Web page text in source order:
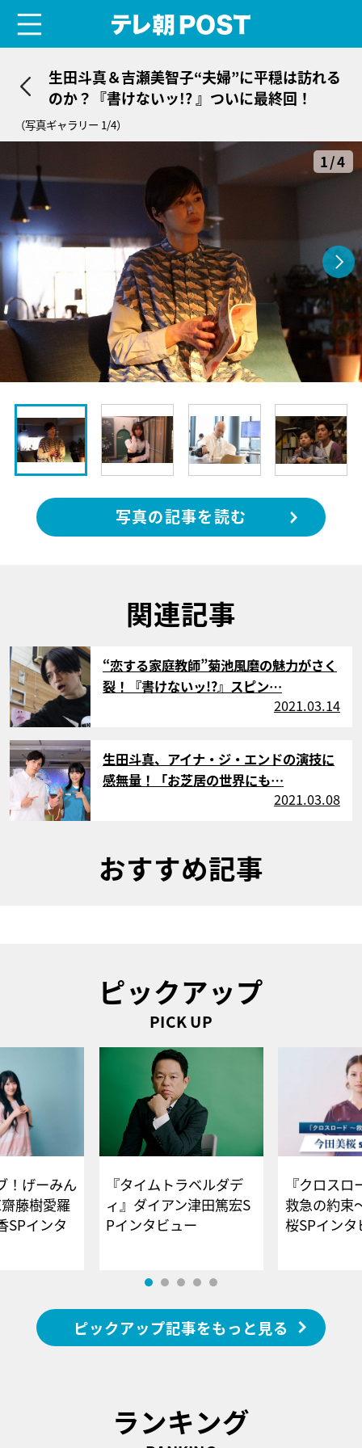
生田斗真＆吉瀬美智子“夫婦”に平穏は訪れる
のか？『書けないッ!? 』ついに最終回！
（写真ギャラリー 1/4）
1/4
写真の記事を読む
関連記事
サムネイル
“恋する家庭教師”菊池風磨の魅力がさく
裂！『書けないッ!?』スピン…
2021.03.14
サムネイル
生田斗真、アイナ・ジ・エンドの演技に
感無量！「お芝居の世界にも…
2021.03.08
おすすめ記事
ピックアップ
PICK UP
！げーみん
藤樹愛羅
SPインタ
『タイムトラベルダデ
ィ』ダイアン津田篤宏S
Pインタビュー
『クロス
救急の約束
桜SPイ
ピックアップ記事をもっと見る
ランキング